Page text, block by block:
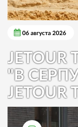
06 августа 2026
JETOUR
"В
JETOUR